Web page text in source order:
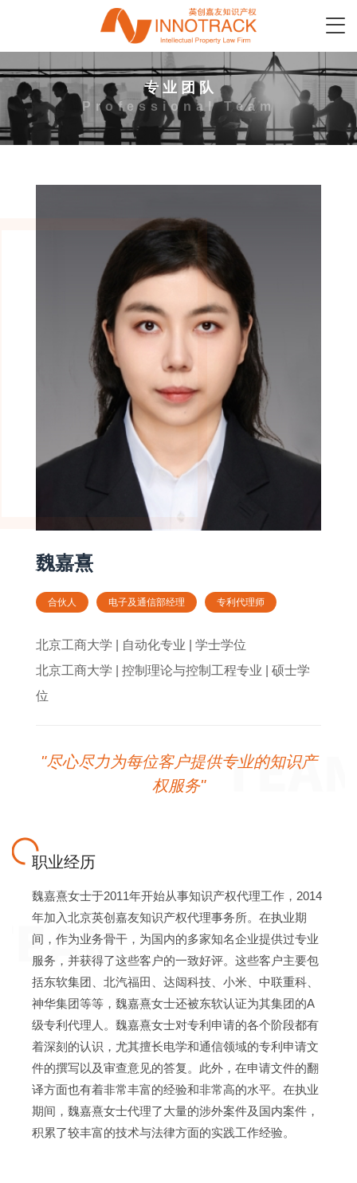
专 业 团 队
Professional Team
魏嘉熹
合伙人 电子及通信部经理 专利代理师
北京工商大学 | 自动化专业 | 学士学位
北京工商大学 | 控制理论与控制工程专业 | 硕士学
位
"尽心尽力为每位客户提供专业的知识产
权服务"
职业经历
魏嘉熹女士于2011年开始从事知识产权代理工作，2014
年加入北京英创嘉友知识产权代理事务所。在执业期
间，作为业务骨干，为国内的多家知名企业提供过专业
服务，并获得了这些客户的一致好评。这些客户主要包
括东软集团、北汽福田、达闼科技、小米、中联重科、
神华集团等等，魏嘉熹女士还被东软认证为其集团的A
级专利代理人。魏嘉熹女士对专利申请的各个阶段都有
着深刻的认识，尤其擅长电学和通信领域的专利申请文
件的撰写以及审查意见的答复。此外，在申请文件的翻
译方面也有着非常丰富的经验和非常高的水平。在执业
期间，魏嘉熹女士代理了大量的涉外案件及国内案件，
积累了较丰富的技术与法律方面的实践工作经验。